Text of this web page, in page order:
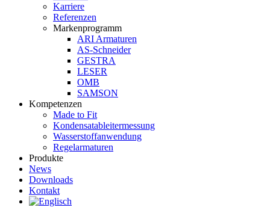
Karriere
Referenzen
Markenprogramm
ARI Armaturen
AS-Schneider
GESTRA
LESER
OMB
SAMSON
Kompetenzen
Made to Fit
Kondensat­ableiter­messung
Wasserstoff­anwendung
Regel­arma­turen
Produkte
News
Downloads
Kontakt